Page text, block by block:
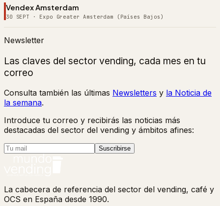
Vendex Amsterdam
30 SEPT · Expo Greater Amsterdam (Países Bajos)
Newsletter
Las claves del sector vending, cada mes en tu
correo
Consulta también las últimas Newsletters y la Noticia de
la semana.
Introduce tu correo y recibirás las noticias más
destacadas del sector del vending y ámbitos afines:
Suscribirse
La cabecera de referencia del sector del vending, café y
OCS en España desde 1990.